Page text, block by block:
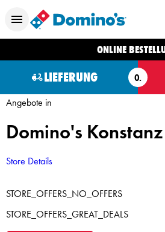
ONLINE
LIEFERUNG O.
Angebote in
Domino's Konstanz
Store Details
STORE_OFFERS_NO_OFFERS
STORE_OFFERS_GREAT_DEALS